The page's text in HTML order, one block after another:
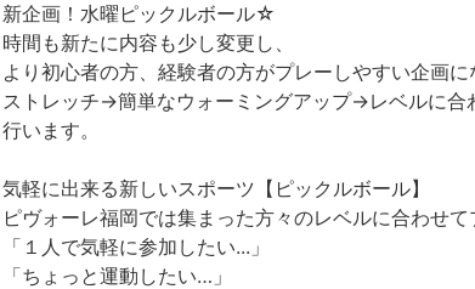
新企画！水曜ピックルボール☆
時間も新たに内容も少し変更し、
より初心者の方、経験者の方がプレーしやすい企画
ストレッチ→簡単なウォーミングアップ→レベルに
行います。
気軽に出来る新しいスポーツ【ピックルボール】
ピヴォーレ福岡では集まった方々のレベルに合わせて
「１人で気軽に参加したい...」
「ちょっと運動したい…」